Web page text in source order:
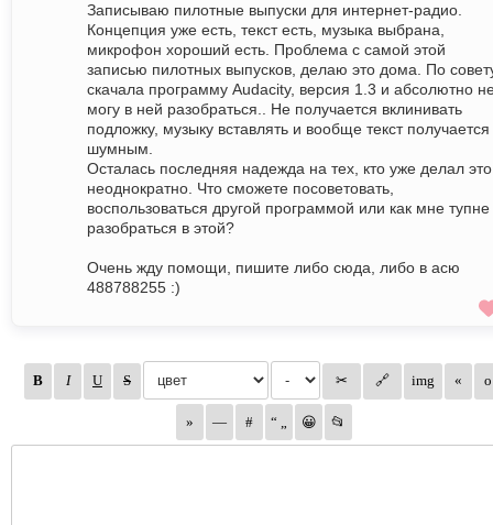
Записываю пилотные выпуски для интернет-радио.
Концепция уже есть, текст есть, музыка выбрана,
микрофон хороший есть. Проблема с самой этой
записью пилотных выпусков, делаю это дома. По
скачала программу Audacity, версия 1.3 и абсолютно
могу в ней разобраться.. Не получается вклинивать
подложку, музыку вставлять и вообще текст получается
шумным.
Осталась последняя надежда на тех, кто уже делал это
неоднократно. Что сможете посоветовать,
воспользоваться другой программой или как мне тупне
разобраться в этой?
Очень жду помощи, пишите либо сюда, либо в асю
488788255 :)